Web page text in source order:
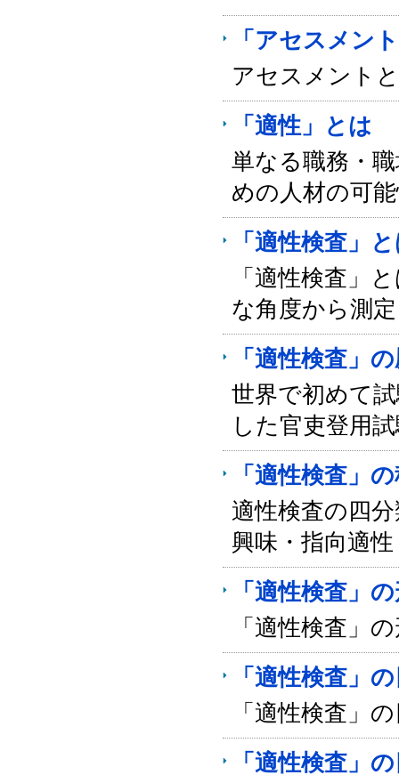
「アセスメン
アセスメント
「適性」とは
単なる職務・
めの人材の可
「適性検査」
「適性検査」
な角度から測
「適性検査」
世界で初めて
した官吏登用
「適性検査」
適性検査の四
興味・指向適
「適性検査」
「適性検査」
「適性検査」
「適性検査」
「適性検査」